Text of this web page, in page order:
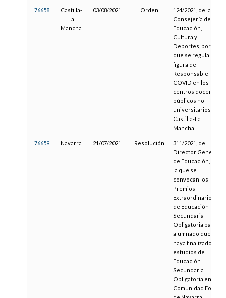
76658
Castilla-
La
Mancha
03/08/2021 Orden
124/2021, de la
Consejería de
Educación,
Cultura y
Deportes, por la
que se regula la
figura del
Responsable
COVID en los
centros docentes
públicos no
universitarios de
Castilla-La
Mancha
76659 Navarra 21/07/2021 Resolución
311/2021, del
Director General
de Educación, por
la que se
convocan los
Premios
Extraordinarios
de Educación
Secundaria
Obligatoria para el
alumnado que
haya finalizado sus
estudios de
Educación
Secundaria
Obligatoria en la
Comunidad Foral